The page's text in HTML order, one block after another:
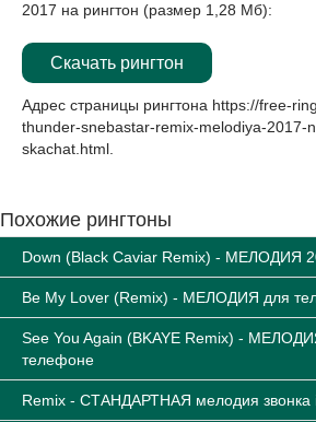
2017 на рингтон (размер 1,28 Мб):
Скачать рингтон
Адрес страницы рингтона https://free-
thunder-snebastar-remix-melodiya-2017-
skachat.html
Похожие рингтоны
Down (Black Caviar Remix) - МЕЛОДИЯ
Be My Lover (Remix) - МЕЛОДИЯ для
See You Again (BKAYE Remix) -
телефоне
Remix - СТАНДАРТНАЯ мелодия звонка